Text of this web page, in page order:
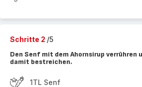
Schritte 2 /5
Den Senf mit dem Ahornsirup verrühren
damit bestreichen.
1TL Senf